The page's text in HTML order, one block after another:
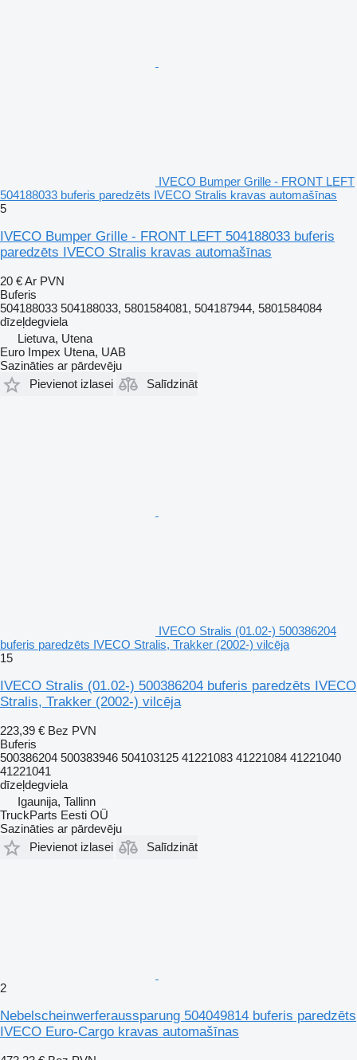
IVECO Bumper Grille - FRONT LEFT
504188033 buferis paredzēts IVECO Stralis kravas automašīnas
5
IVECO Bumper Grille - FRONT LEFT 504188033 buferis
paredzēts IVECO Stralis kravas automašīnas
20 €Ar PVN
Buferis
504188033 504188033, 5801584081, 504187944, 5801584084
dīzeļdegviela
Lietuva, Utena
Euro Impex Utena, UAB
Sazināties ar pārdevēju
Pievienot izlasei
Salīdzināt
IVECO Stralis (01.02-) 500386204
buferis paredzēts IVECO Stralis, Trakker (2002-) vilcēja
15
IVECO Stralis (01.02-) 500386204 buferis paredzēts IVECO
Stralis, Trakker (2002-) vilcēja
223,39 € Bez PVN
Buferis
500386204 500383946 504103125 41221083 41221084 41221040
41221041
dīzeļdegviela
Igaunija, Tallinn
TruckParts Eesti OÜ
Sazināties ar pārdevēju
Pievienot izlasei
Salīdzināt
2
Nebelscheinwerferaussparung 504049814 buferis paredzēts
IVECO Euro-Cargo kravas automašīnas